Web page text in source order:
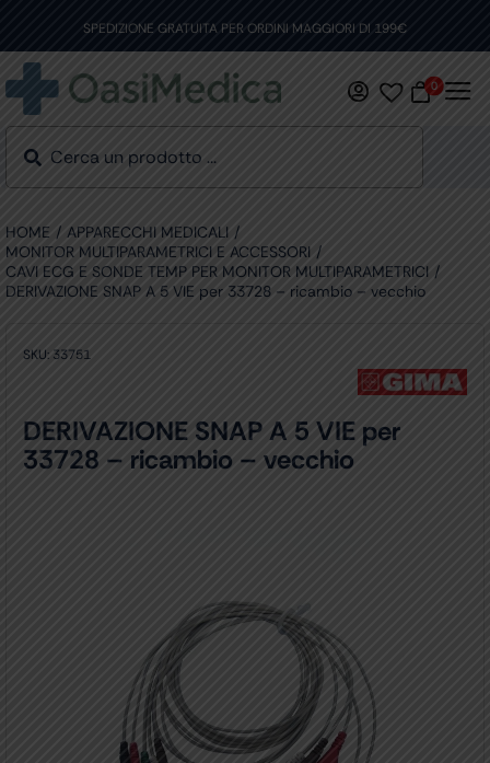
content
SPEDIZIONE GRATUITA PER ORDINI MAGGIORI DI 199€
0
HOME
APPARECCHI MEDICALI
MONITOR MULTIPARAMETRICI E ACCESSORI
CAVI ECG E SONDE TEMP PER MONITOR MULTIPARAMETRICI
DERIVAZIONE SNAP A 5 VIE per 33728 – ricambio – vecchio
SKU: 33751
DERIVAZIONE SNAP A 5 VIE per
33728 – ricambio – vecchio